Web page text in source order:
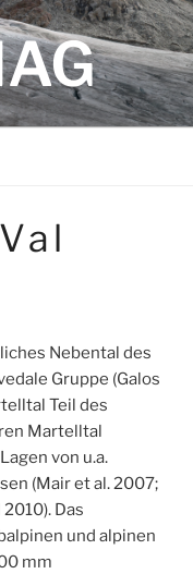
Nebental des
Gruppe (Galos
Teil des
Martelltal
von u.a.
(Mair et al. 2007;
Das
und alpinen
mm